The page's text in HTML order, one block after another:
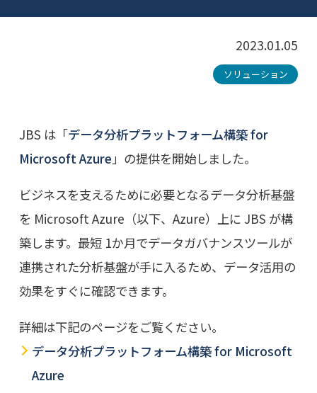
2023.01.05
ソリューション
JBS は「データ分析プラットフォーム構築 for
Microsoft Azure 」の提供を開始しました。
ビジネスを支えるために必要となるデータ分析基盤
を Microsoft Azure（以下、Azure）上に JBS が構
築します。最短 1か月でデータガバナンスツールが
連携された分析基盤が手に入るため、データ活用の
効果をすぐに確認できます。
詳細は下記のページをご覧ください。
データ分析プラットフォーム構築 for Microsoft
Azure